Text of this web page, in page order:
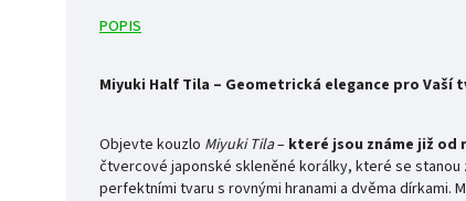
POPIS
Miyuki Half Tila – Geometrická elegance pro Vaší
Objevte kouzlo Miyuki Tila– které jsou známe již od
čtvercové japonské skleněné korálky, které se
perfektními tvaru s rovnými hranami a dvěma dírkami.